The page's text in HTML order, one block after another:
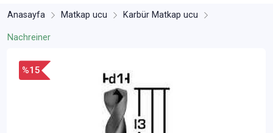
Anasayfa Matkap ucu Karbür Matkap ucu
Nachreiner
%15